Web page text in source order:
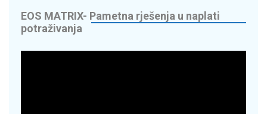
EOS MATRIX- Pametna rješenja u naplati
potraživanja